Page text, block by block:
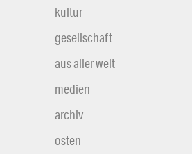
kultur
gesellschaft
aus aller welt
medien
archiv
osten